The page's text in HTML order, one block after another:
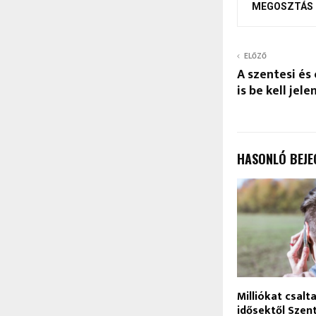
MEGOSZTÁS
ELŐZŐ
A szentesi
is be kell
HASONLÓ
Milliókat
idősektől